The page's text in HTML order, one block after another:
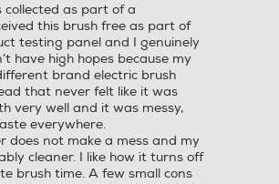
collected as part of a
this brush free as part of
testing panel and I genuinely
have high hopes because my
brand electric brush
that never felt like it was
very well and it was messy,
everywhere.
does not make a mess and my
cleaner. I like how it turns off
brush time. A few small cons